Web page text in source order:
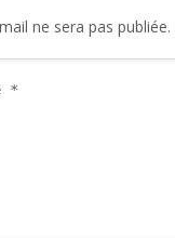
ne sera pas publiée.